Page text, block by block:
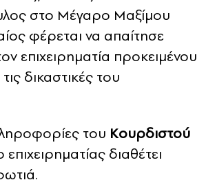
στο Μέγαρο Μαξίμου
φέρεται να απαίτησε
επιχειρηματία προκειμένου
δικαστικές του
του Κουρδιστού
επιχειρηματίας διαθέτει